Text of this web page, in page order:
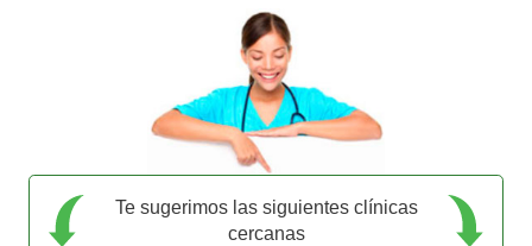
Te sugerimos las siguientes clínicas
cercanas